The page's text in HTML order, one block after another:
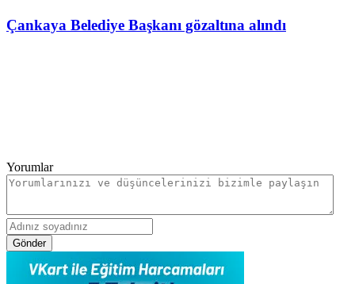
Çankaya Belediye Başkanı gözaltına alındı
Yorumlar
Gönder